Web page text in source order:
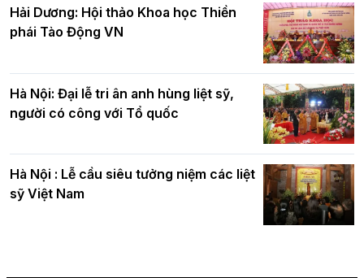
Hải Dương: Hội thảo Khoa học Thiền
phái Tào Động VN
Hà Nội: Đại lễ tri ân anh hùng liệt sỹ,
người có công với Tổ quốc
Hà Nội : Lễ cầu siêu tưởng niệm các liệt
sỹ Việt Nam